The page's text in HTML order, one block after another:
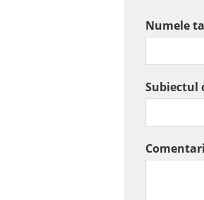
Numele
Subiectul